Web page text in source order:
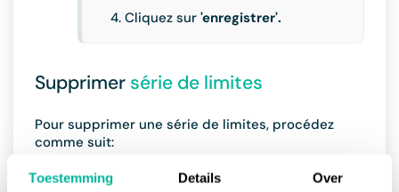
Toestemming Details Over
Cliquez sur 'enregistrer'.
Supprimer série de limites
Pour supprimer une série de limites, procédez
comme suit:
Ouvrez le module des